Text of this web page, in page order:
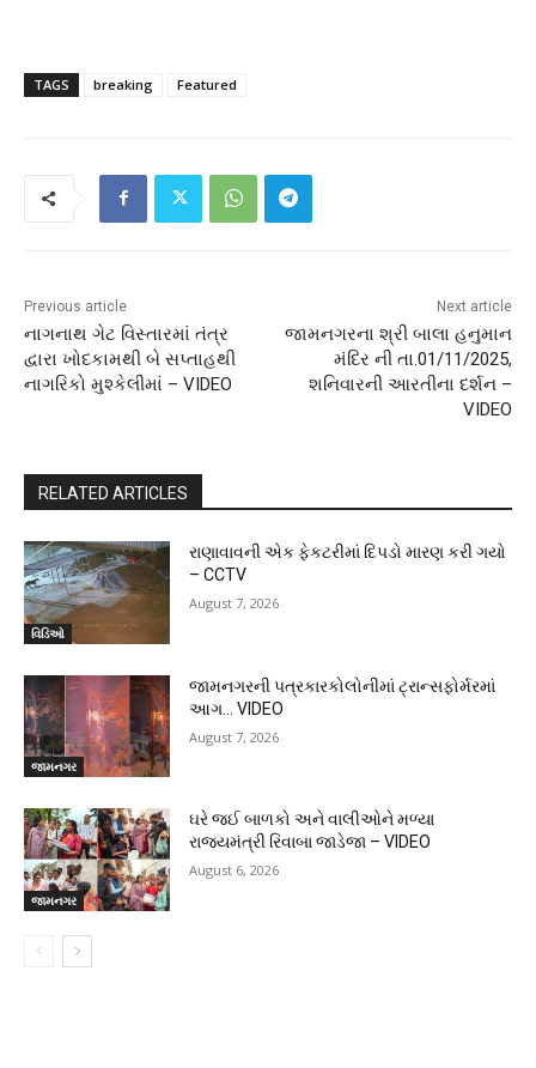
TAGS breaking Featured
Previous article
નાગનાથ ગેટ વિસ્તારમાં તંત્ર
દ્વારા ખોદકામથી બે સપ્તાહથી
નાગરિકો મુશ્કેલીમાં – VIDEO
Next article
જામનગરના શ્રી બાલા હનુમાન
મંદિર ની તા.01/11/2025,
શનિવારની આરતીના દર્શન –
VIDEO
RELATED ARTICLES
વિડિઓ
રાણાવાવની એક ફેકટરીમાં દિપડો મારણ કરી ગયો
– CCTV
August 7, 2026
જામનગર
જામનગરની પત્રકારકોલોનીમાં ટ્રાન્સફોર્મરમાં
આગ… VIDEO
August 7, 2026
જામનગર
ઘરે જઈ બાળકો અને વાલીઓને મળ્યા
રાજ્યમંત્રી રિવાબા જાડેજા – VIDEO
August 6, 2026